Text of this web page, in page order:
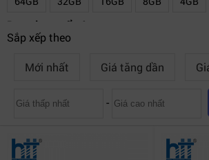
Dung lượng ổ cứng
2TB
128GB SSD
Sắp xếp theo
Mới nhất Giá tăng dần
-